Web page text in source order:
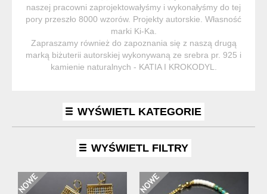
naszej pracowni zaprojektowałyśmy i wykonałyśmy do tej
pory przeszło 8000 wzorów. Projekty autorskie. Własność
marki Ki-Ka.
Zapraszamy również do zapoznania się z naszą drugą
marką biżuterii autorskiej wykonywaną ze srebra pr. 925 i
kamienie naturalnych - KATIA I KROKODYL.
WYŚWIETL KATEGORIE
WYŚWIETL FILTRY